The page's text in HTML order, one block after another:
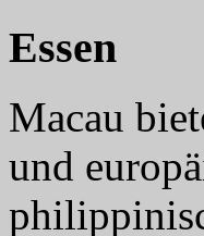
Essen
Macau
und